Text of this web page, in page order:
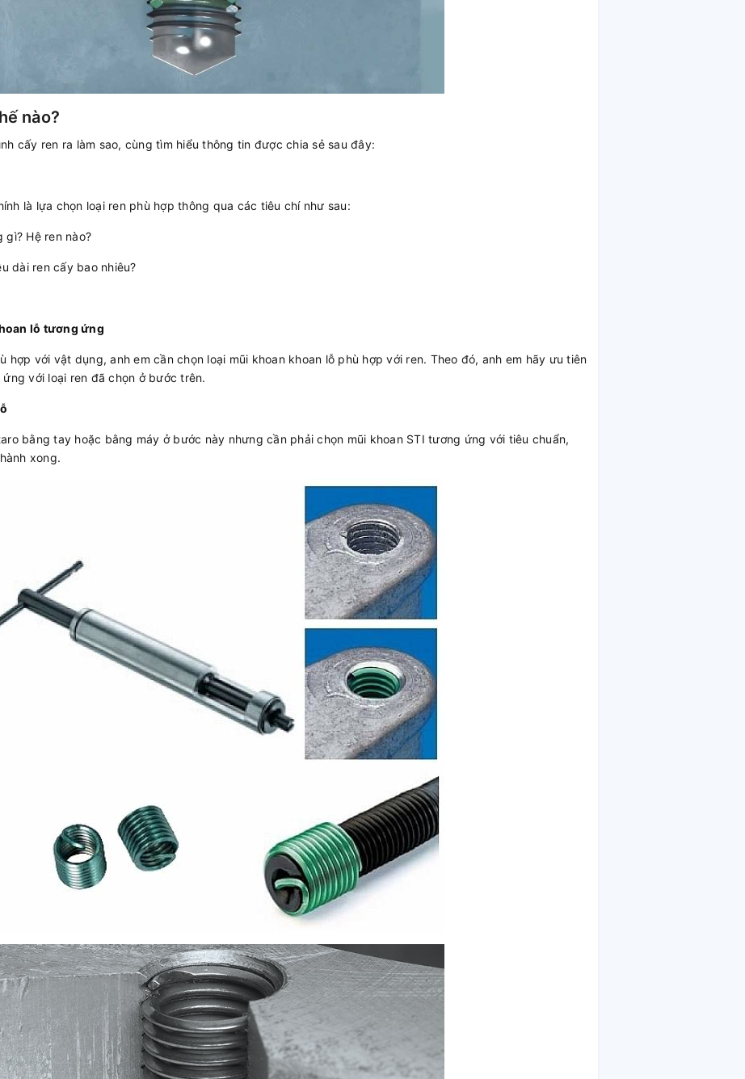
nào?
cấy ren ra làm sao, cùng tìm hiểu thông tin được chia sẻ sau đây:
là lựa chọn loại ren phù hợp thông qua các tiêu chí như sau:
Hệ ren nào?
dài ren cấy bao nhiêu?
lỗ tương ứng
hợp với vật dụng, anh em cần chọn loại mũi khoan khoan lỗ phù hợp với ren. Theo đó, anh em hãy ưu tiên
với loại ren đã chọn ở bước trên.
bằng tay hoặc bằng máy ở bước này nhưng cần phải chọn mũi khoan STI tương ứng với tiêu chuẩn,
xong.